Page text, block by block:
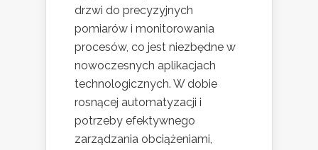
drzwi do precyzyjnych
pomiarów i monitorowania
procesów, co jest niezbędne w
nowoczesnych aplikacjach
technologicznych. W dobie
rosnącej automatyzacji i
potrzeby efektywnego
zarządzania obciążeniami,